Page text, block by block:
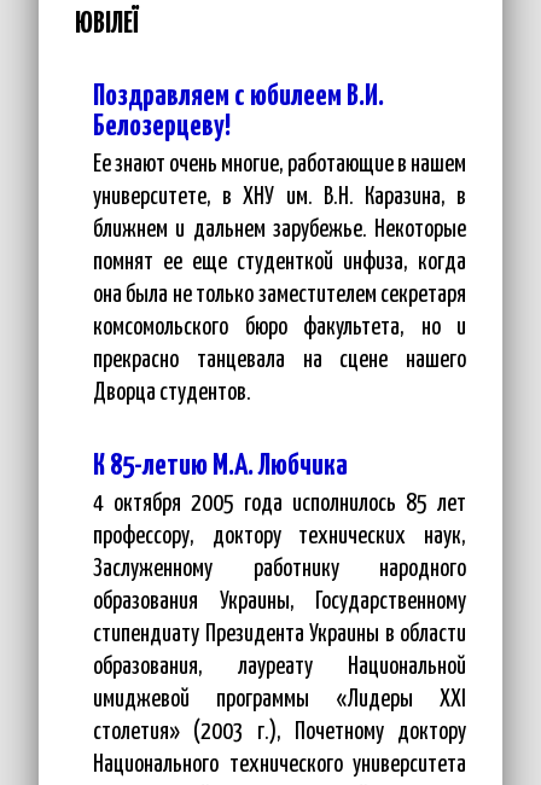
ЮВІЛЕЇ
Поздравляем с юбилеем В.И.
Белозерцеву!
Ее знают очень многие, работающие в нашем
университете, в ХНУ им. В.Н. Каразина, в
ближнем и дальнем зарубежье. Некоторые
помнят ее еще студенткой инфиза, когда
она была не только заместителем секретаря
комсомольского бюро факультета, но и
прекрасно танцевала на сцене нашего
Дворца студентов.
К 85-летию М.А. Любчика
4 октября 2005 года исполнилось 85 лет
профессору, доктору технических наук,
Заслуженному работнику народного
образования Украины, Государственному
стипендиату Президента Украины в области
образования, лауреату Национальной
имиджевой программы «Лидеры XXI
столетия» (2003 г.), Почетному доктору
Национального технического университета